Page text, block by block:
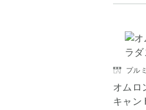
プル
オムロ
キャン